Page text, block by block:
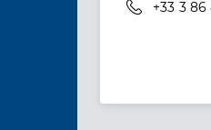
Téléphone
+33 3 86